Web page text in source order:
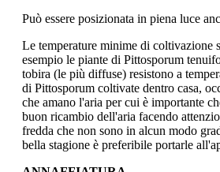
Può essere posizionata in piena luce
Le temperature minime di coltivazione
esempio le piante di Pittosporum
tobira (le più diffuse) resistono a
di Pittosporum coltivate dentro casa,
che amano l'aria per cui è importante
buon ricambio dell'aria facendo
fredda che non sono in alcun modo
bella stagione è preferibile portarle